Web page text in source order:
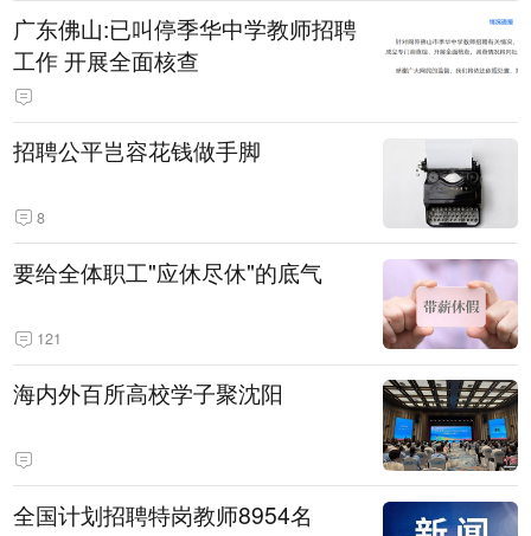
广东佛山:已叫停季华中学教师招聘
工作 开展全面核查
招聘公平岂容花钱做手脚
8
要给全体职工"应休尽休"的底气
121
海内外百所高校学子聚沈阳
全国计划招聘特岗教师8954名